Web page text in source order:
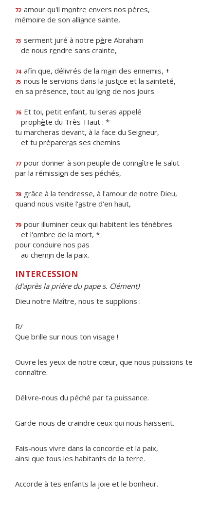
72 amour qu'il montre envers nos pères,
mémoire de son alliance sainte,
73 serment juré à notre père Abraham
de nous rendre sans crainte,
74 afin que, délivrés de la main des ennemis, +
75 nous le servions dans la justice et la sainteté,
en sa présence, tout au long de nos jours.
76 Et toi, petit enfant, tu seras appelé
prophète du Très-Haut : *
tu marcheras devant, à la face du Seigneur,
et tu prépareras ses chemins
77 pour donner à son peuple de connaître le salut
par la rémission de ses péchés,
78 grâce à la tendresse, à l'amour de notre Dieu,
quand nous visite l'astre d'en haut,
79 pour illuminer ceux qui habitent les ténèbres
et l'ombre de la mort, *
pour conduire nos pas
au chemin de la paix.
INTERCESSION
(d'après la prière du pape s. Clément)
Dieu notre Maître, nous te supplions :
R/
Que brille sur nous ton visage !
Ouvre les yeux de notre cœur, que nous puissions te
connaître.
Délivre-nous du péché par ta puissance.
Garde-nous de craindre ceux qui nous haïssent.
Fais-nous vivre dans la concorde et la paix,
ainsi que tous les habitants de la terre.
Accorde à tes enfants la joie et le bonheur.